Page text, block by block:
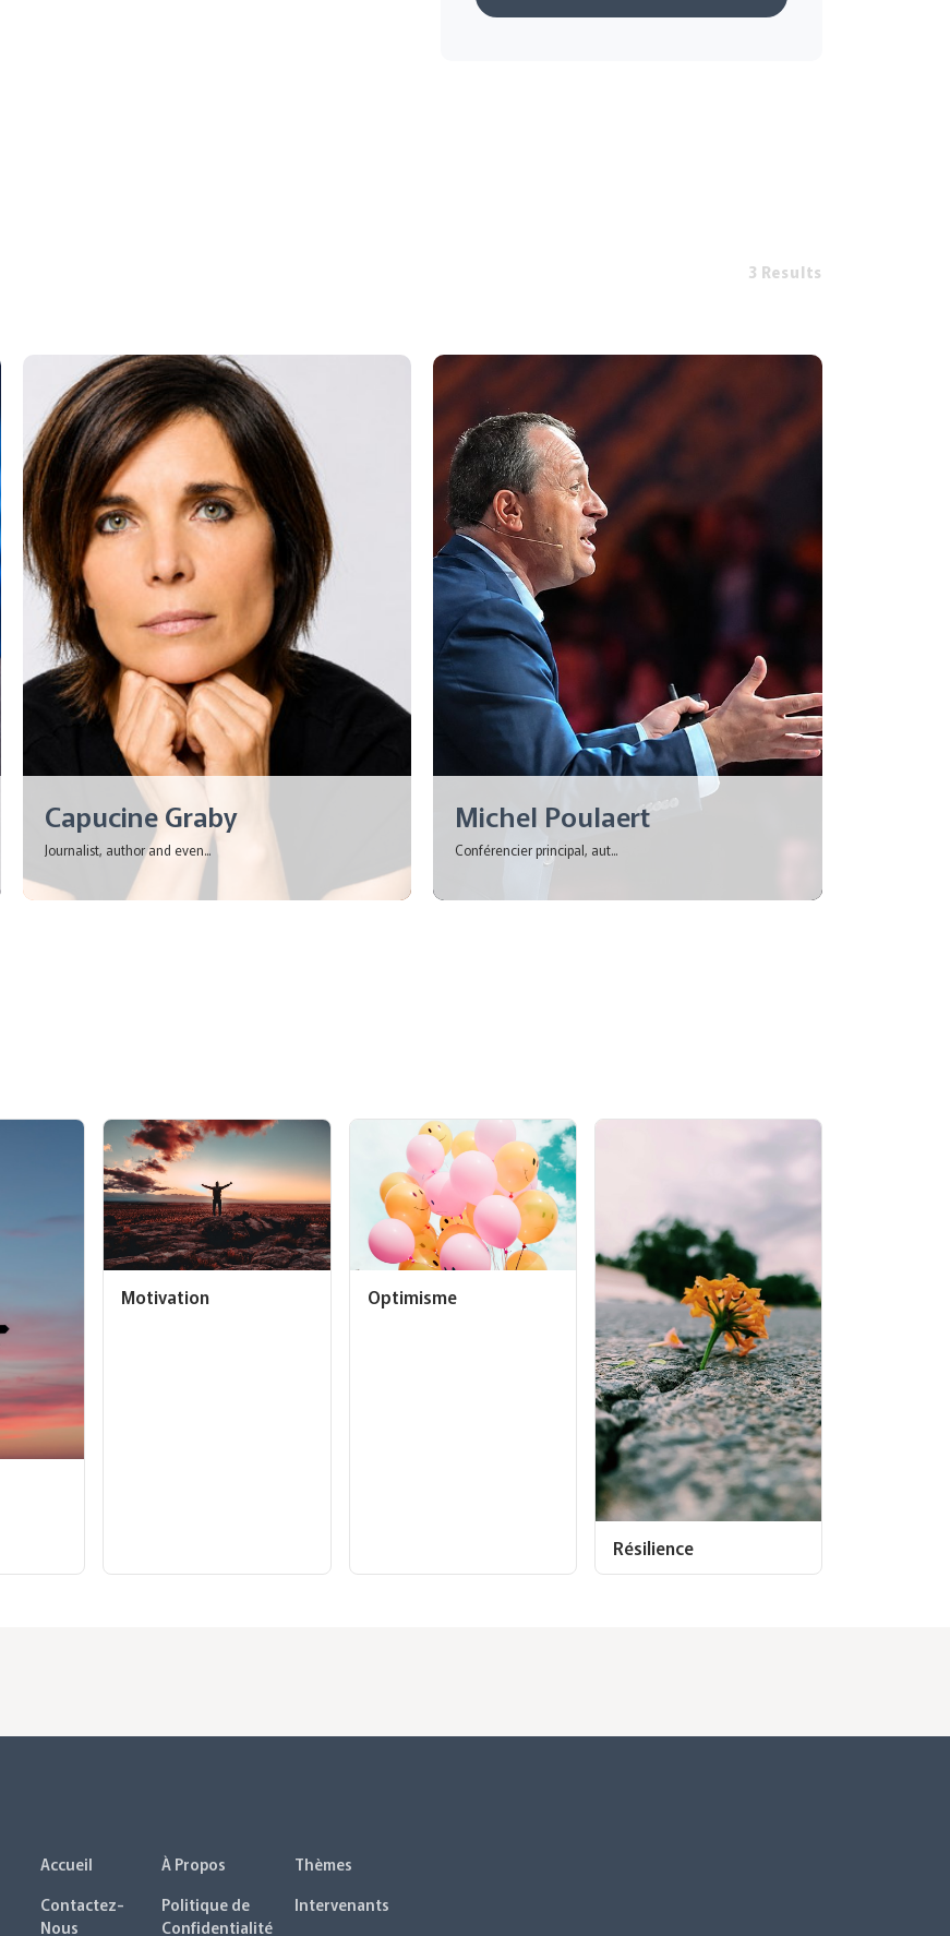
3 Results
Capucine Graby
Journalist, author and even...
Michel Poulaert
Conférencier principal, aut...
Motivation Optimisme
Résilience
Accueil À Propos
Thèmes
Contactez-
Nous
Politique de
Confidentialité
Intervenants